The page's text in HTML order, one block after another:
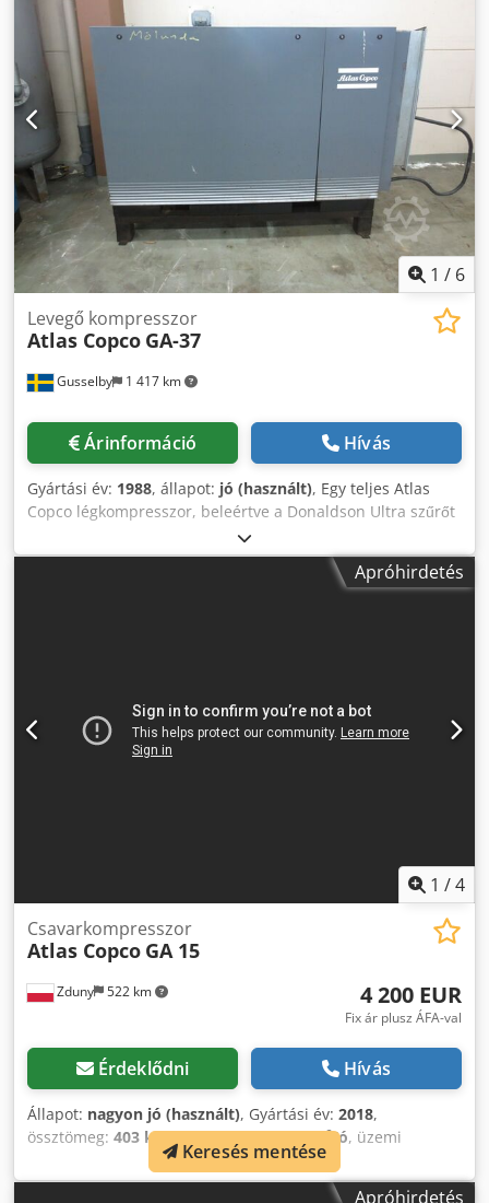
1 / 6
Gusselby 1 417 km
Levegő kompresszor
Atlas Copco GA-37
Árinformáció Hívás
Gyártási év: 1988, állapot: jó (használt), Egy teljes Atlas
Copco légkompresszor, beleértve a Donaldson Ultra szűrőt
és a tartály jó állapotban lévő tartályát. Codpfxjhpx U Aj
Akterf
Apróhirdetés
1 /4
Zduny 522 km
Csavarkompresszor
Atlas Copco GA 15
4 200 EUR
Fix ár plusz ÁFA-val
Érdeklődni Hívás
Állapot: nagyon jó (használt), Gyártási év: 2018,
össztömeg: 403 kg, térfogatáram:2,39 m³/ó, üzemi
, bemeneti feszültség:400 V
GA 15 csavarkompresszor Motor: 15 kW Teljesítmény: 2,39
Apróhirdetés
Keresés mentése